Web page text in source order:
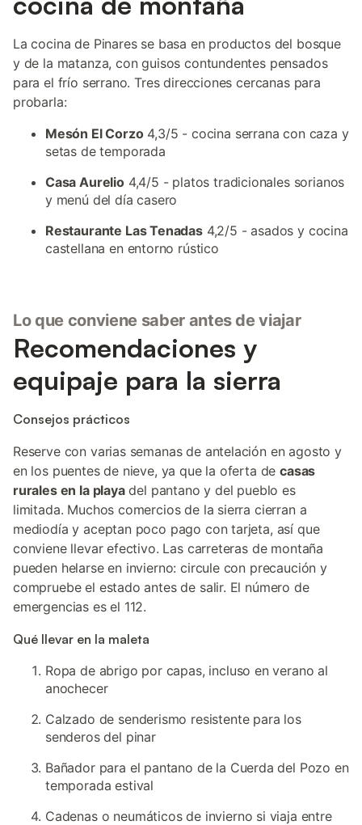
La cocina de Pinares se basa en productos del bosque
y de la matanza, con guisos contundentes pensados
para el frío serrano. Tres direcciones cercanas para
probarla:
Mesón El Corzo4,3/5 - cocina serrana con caza y
setas de temporada
Casa Aurelio4,4/5 - platos tradicionales sorianos
y menú del día casero
Restaurante Las Tenadas4,2/5 - asados y cocina
castellana en entorno rústico
Lo que conviene saber antes de viajar
Recomendaciones y
equipaje para la sierra
Consejos prácticos
Reserve con varias semanas de antelación en agosto y
en los puentes de nieve, ya que la oferta decasas
rurales en la playadel pantano y del pueblo es
limitada. Muchos comercios de la sierra cierran a
mediodía y aceptan poco pago con tarjeta, así que
conviene llevar efectivo. Las carreteras de montaña
pueden helarse en invierno: circule con precaución y
compruebe el estado antes de salir. El número de
emergencias es el 112.
Qué llevar en la maleta
Ropa de abrigo por capas, incluso en verano al
anochecer
Calzado de senderismo resistente para los
senderos del pinar
Bañador para el pantano de la Cuerda del Pozo en
temporada estival
Cadenas o neumáticos de invierno si viaja entre